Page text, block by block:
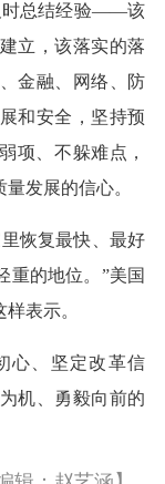
时总结经验——该
立，该落实的落
金融、网络、防
和安全，坚持预
项、不躲难点，
发展的信心。
恢复最快、最好
重的地位。”美国
表示。
心、坚定改革信
机、勇毅向前的